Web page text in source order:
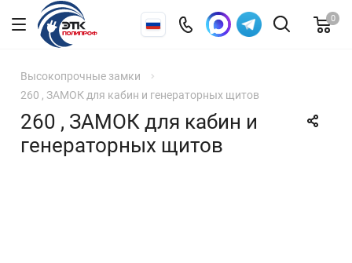
0
Высокопрочные замки
260 , ЗАМОК для кабин и генераторных щитов
260 , ЗАМОК для кабин и
генераторных щитов